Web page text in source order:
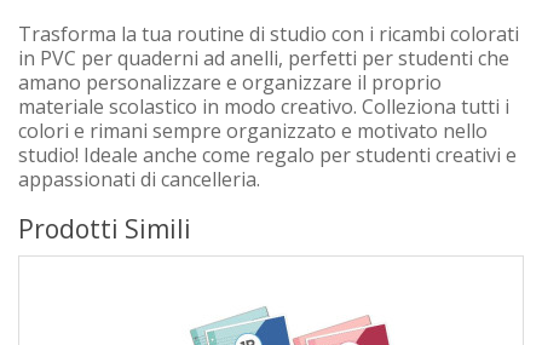
Trasforma la tua routine di studio con i ricambi colorati
in PVC per quaderni ad anelli, perfetti per studenti che
amano personalizzare e organizzare il proprio
materiale scolastico in modo creativo. Colleziona tutti i
colori e rimani sempre organizzato e motivato nello
studio! Ideale anche come regalo per studenti creativi e
appassionati di cancelleria.
Prodotti Simili